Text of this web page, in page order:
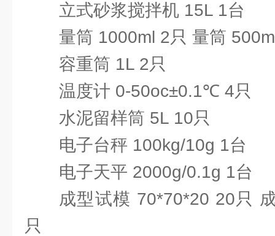
立式砂浆搅拌机 15L 1台
量筒 1000ml 2只 量筒
容重筒 1L 2只
温度计 0-50oc±0.1℃ 4只
水泥留样筒 5L 10只
电子台秤 100kg/10g 1台
电子天平 2000g/0.1g 1台
成型试模 70*70*20 20只
只